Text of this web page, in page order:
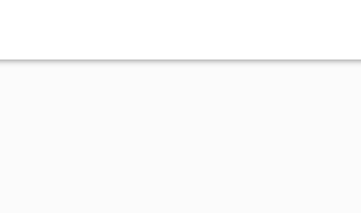
إلى